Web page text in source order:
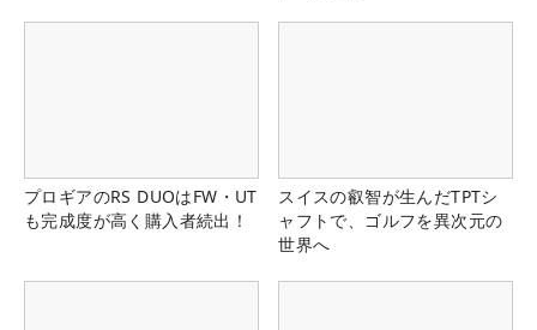
プロギアのRS DUOはFW・UT
も完成度が高く購入者続出！
スイスの叡智が生んだTPTシ
ャフトで、ゴルフを異次元の
世界へ